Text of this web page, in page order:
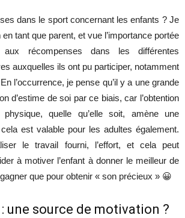
dans le sport concernant les enfants ? Je
tant que parent, et vue l’importance portée
récompenses dans les différentes
auxquelles ils ont pu participer, notamment
l’occurrence, je pense qu’il y a une grande
d’estime de soi par ce biais, car l’obtention
physique, quelle qu’elle soit, amène une
est valable pour les adultes également.
le travail fourni, l’effort, et cela peut
à motiver l’enfant à donner le meilleur de
que pour obtenir « son précieux » 😀
une source de motivation ?